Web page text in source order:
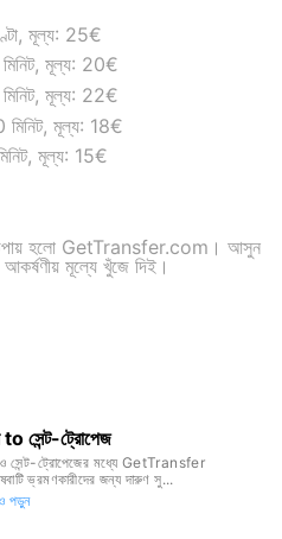
মূল্য: 25€
মূল্য: 20€
মূল্য: 22€
মূল্য: 18€
মূল্য: 15€
উপায় হলো GetTransfer.com। আসুন
মূল্যে খুঁজে দিই।
to সেন্ট-ট্রোপেজ
ও সেন্ট-ট্রোপেজের মধ্যে GetTransfer
ভ্রমণকারীদের জন্য দারুণ সু...
পড়ুন